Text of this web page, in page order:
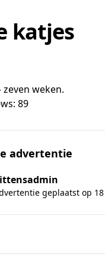
katjes
zeven weken.
89
advertentie
geplaatst op